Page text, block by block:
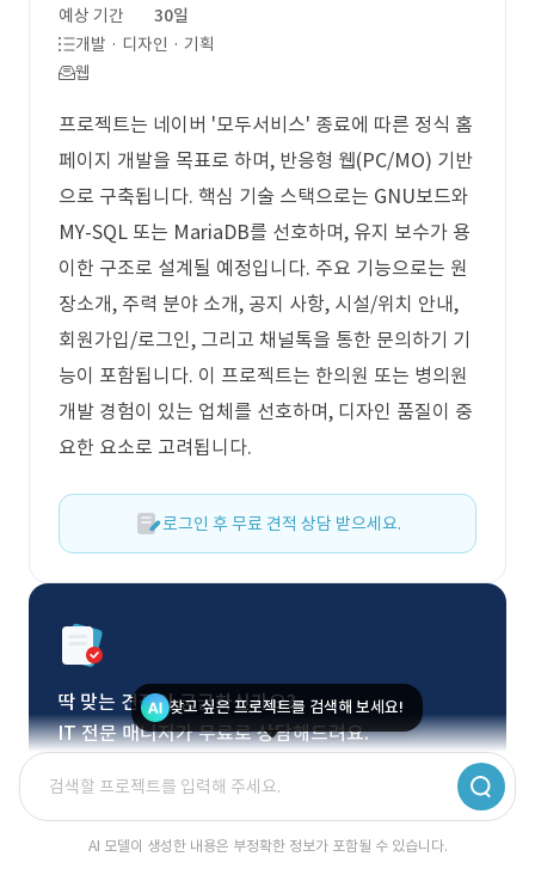
예상 기간
30일
개발 · 디자인 · 기획
웹
프로젝트는 네이버 '모두서비스' 종료에 따른 정식 홈
페이지 개발을 목표로 하며, 반응형 웹(PC/MO) 기반
으로 구축됩니다. 핵심 기술 스택으로는 GNU보드와
MY-SQL 또는 MariaDB를 선호하며, 유지 보수가 용
이한 구조로 설계될 예정입니다. 주요 기능으로는 원
장소개, 주력 분야 소개, 공지 사항, 시설/위치 안내,
회원가입/로그인, 그리고 채널톡을 통한 문의하기 기
능이 포함됩니다. 이 프로젝트는 한의원 또는 병의원
개발 경험이 있는 업체를 선호하며, 디자인 품질이 중
요한 요소로 고려됩니다.
로그인 후 무료 견적 상담 받으세요.
딱 맞는 견적이 궁금하신가요?
IT 전문 매니저가 무료로 상담해드려요.
무료 상담 신청
찾고 싶은 프로젝트를 검색해 보세요!
AI 모델이 생성한 내용은 부정확한 정보가 포함될 수 있습니다.